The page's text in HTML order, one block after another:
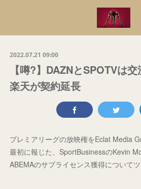
2022.07.21 09:00
【噂?】DAZNとSPOTVは
楽天が契約延長
プレミアリーグの放映権をEclat Media
最初に報じた、SportBusinessのKevin
ABEMAのサブライセンス獲得についてツ